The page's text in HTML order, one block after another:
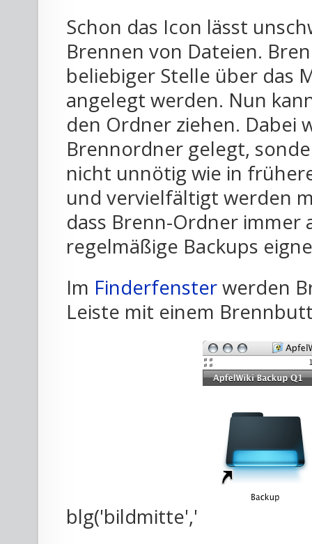
Schon das Icon lässt
Brennen von Dateien.
beliebiger Stelle über das
angelegt werden. Nun
den Ordner ziehen. Dabei
Brennordner gelegt,
nicht unnötig wie in
und vervielfältigt werden
dass Brenn-Ordner
regelmäßige Backups
Im Finderfensterwerden
Leiste mit einem
blg('bildmitte','